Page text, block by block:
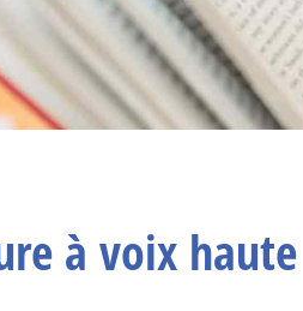
à voix haute